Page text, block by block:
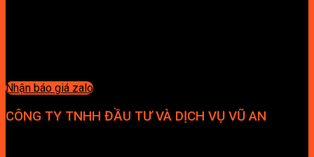
Nhận báo giá zalo
CÔNG TY TNHH ĐẦU TƯ VÀ DỊCH VỤ VŨ AN